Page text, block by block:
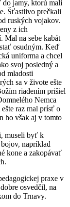
jamy, ktorú mali
Šťastlivo prečkali
ruských vojakov.
z ich
Mal na sebe kabát
osudným. Keď
uniforma a chcel
svoj posledný a
mladosti
sa v živote ešte
riadením prišiel
Nemca
raz mal prísť o
ho však aj v tomto
museli byť k
napríklad
kone a zakopávať
praxe v
osvedčil, na
do Trnavy.